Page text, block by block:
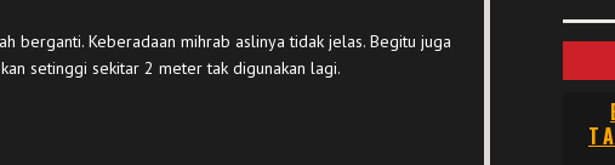
berganti. Keberadaan mihrab aslinya tidak jelas. Begitu juga
setinggi sekitar 2 meter tak digunakan lagi.